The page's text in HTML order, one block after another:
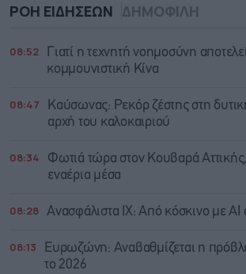
ΡΟΗ ΕΙΔΗΣΕΩΝ ΔΗΜΟΦΙΛΗ
08:52
Γιατί η τεχνητή νοημοσύνη
κομμουνιστική Κίνα
08:47
Καύσωνας: Ρεκόρ ζέστης στη
αρχή του καλοκαιριού
08:34
Φωτιά τώρα στον Κουβαρά
εναέρια μέσα
08:28 Ανασφάλιστα ΙΧ: Από κόσκινο με AI
08:13
Ευρωζώνη: Αναβαθμίζεται η
το 2026